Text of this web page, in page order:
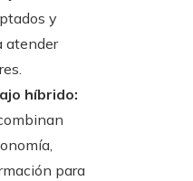
y
atender
híbrido:
para